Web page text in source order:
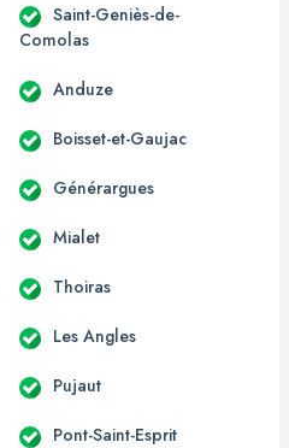
Saint-Geniès-de-
Comolas
Anduze
Boisset-et-Gaujac
Générargues
Mialet
Thoiras
Les Angles
Pujaut
Pont-Saint-Esprit